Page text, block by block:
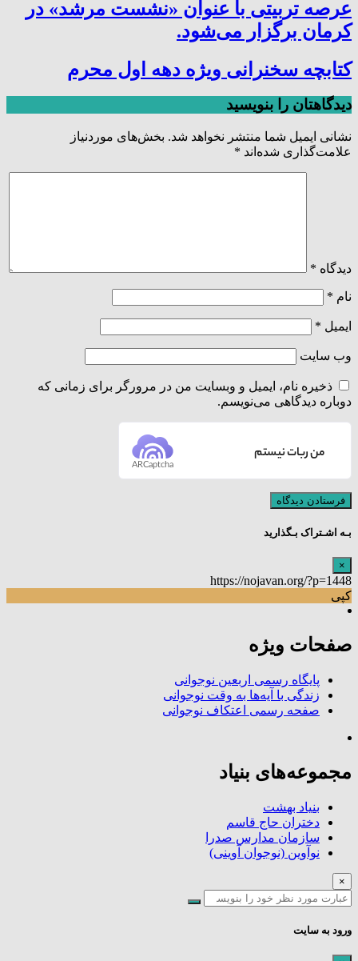
عرصه تربیتی با عنوان «نشست مرشد» در
کرمان برگزار می‌شود.
کتابچه سخنرانی ویژه دهه اول محرم
دیدگاهتان را بنویسید
نشانی ایمیل شما منتشر نخواهد شد. بخش‌های موردنیاز
علامت‌گذاری شده‌اند *
دیدگاه *
نام *
ایمیل *
وب‌ سایت
ذخیره نام، ایمیل و وبسایت من در مرورگر برای زمانی که
دوباره دیدگاهی می‌نویسم.
من ربات نیستم
ARCaptcha
بـه اشـتراک بـگذارید
×
https://nojavan.org/?p=1448
کپی
صفحات ویژه
پایگاه رسمی اربعین نوجوانی
زندگی با آیه‌ها به وقت نوجوانی
صفحه رسمی اعتکاف نوجوانی
مجموعه‌های بنیاد
بنیاد بهشت
دختران حاج قاسم
سازمان مدارس صدرا
نوآوین (نوجوان آوینی)
×
ورود به سایت